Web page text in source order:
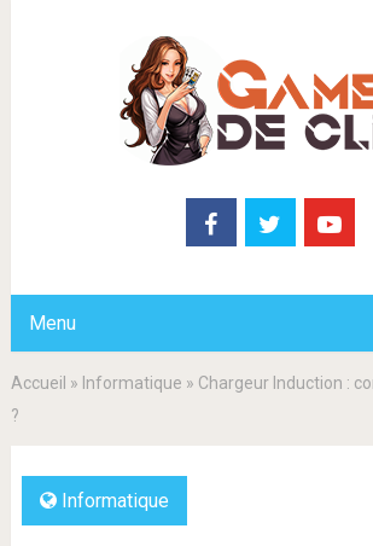
Menu
Accueil » Informatique » Chargeur Induction :
?
Informatique